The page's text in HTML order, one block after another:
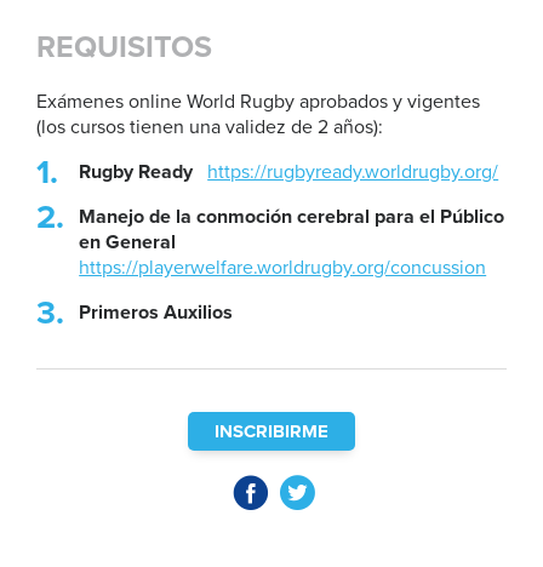
REQUISITOS
Exámenes online World Rugby aprobados y vigentes
(los cursos tienen una validez de 2 años):
Rugby Ready
https://rugbyready.worldrugby.org/
Manejo de la conmoción cerebral para el Público
en General
https://playerwelfare.worldrugby.org/concussion
Primeros Auxilios
INSCRIBIRME